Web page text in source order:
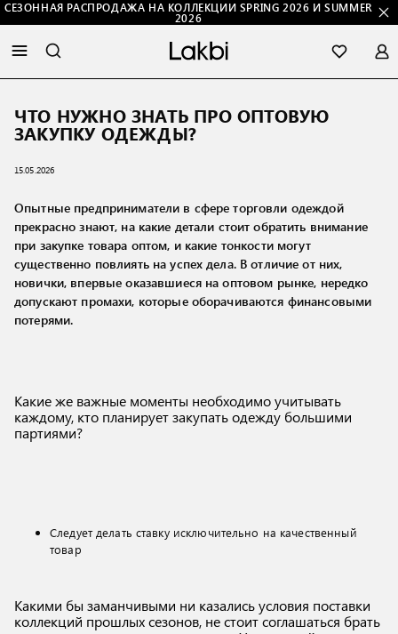
СЕЗОННАЯ РАСПРОДАЖА НА КОЛЛЕКЦИИ SPRING 2026 И SUMMER
2026
ЧТО НУЖНО ЗНАТЬ ПРО ОПТОВУЮ
ЗАКУПКУ ОДЕЖДЫ?
15.05.2026
Опытные предприниматели в сфере торговли одеждой
прекрасно знают, на какие детали стоит обратить внимание
при закупке товара оптом, и какие тонкости могут
существенно повлиять на успех дела. В отличие от них,
новички, впервые оказавшиеся на оптовом рынке, нередко
допускают промахи, которые оборачиваются финансовыми
потерями.
Какие же важные моменты необходимо учитывать
каждому, кто планирует закупать одежду большими
партиями?
Следует делать ставку исключительно на качественный
товар
Какими бы заманчивыми ни казались условия поставки
коллекций прошлых сезонов, не стоит соглашаться брать